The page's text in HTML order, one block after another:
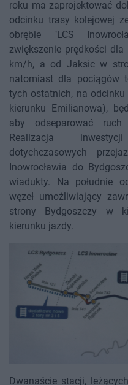
roku ma zaprojektować
odcinku trasy kolejowej
obrębie "LCS
zwiększenie prędkości
km/h, a od Jaksic w
natomiast dla pociągów
tych ostatnich, na
kierunku Emilianowa),
aby odseparować
Realizacja
dotychczasowych
Inowrocławia do
wiadukty. Na południe
węzeł umożliwiający
strony Bydgoszczy w
kierunku jazdy.
Dwanaście stacji,